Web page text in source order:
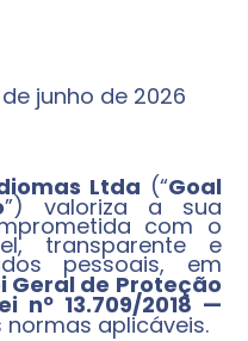
junho de 2026
Ltda (“Goal
”) valoriza a sua
com o
transparente e
pessoais, em
Geral de Proteção
nº 13.709/2018 —
aplicáveis.